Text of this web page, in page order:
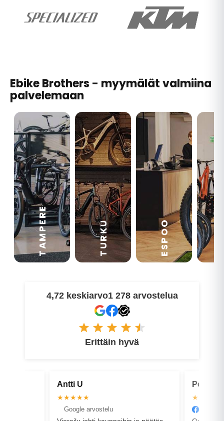
Ebike Brothers - myymälät valmiina
palvelemaan
TAMPERE TURKU ESPOO
4,72 keskiarvo1 278 arvostelua
Erittäin hyvä
Petri V
★★★★★
Facebook arvostelu